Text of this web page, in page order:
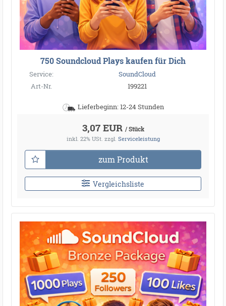
750 Soundcloud Plays kaufen für Dich
Service:
SoundCloud
Art-Nr.
199221
Lieferbeginn: 12-24 Stunden
3,07 EUR / Stück
inkl. 22% USt. zzgl. Serviceleistung
zum Produkt
Vergleichsliste